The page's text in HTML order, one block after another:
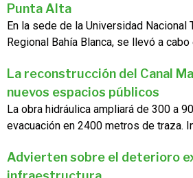
Punta Alta
En la sede de la Universidad Nacional
Regional Bahía Blanca, se llevó a
La reconstrucción del Canal
nuevos espacios públicos
La obra hidráulica ampliará de 300 a
evacuación en 2400 metros de traza.
Advierten sobre el deterioro